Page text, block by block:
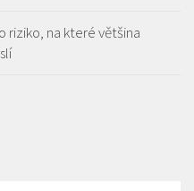
riziko, na které většina